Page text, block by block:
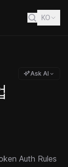
KO
Ask AI
Auth Rules